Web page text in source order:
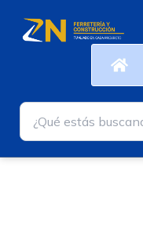
contenido